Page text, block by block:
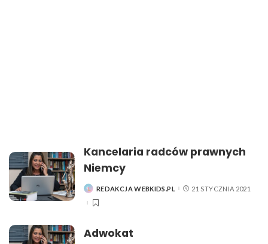
Kancelaria radców prawnych
Niemcy
POSTED
REDAKCJA WEBKIDS.PL 21 STYCZNIA 2021
Adwokat